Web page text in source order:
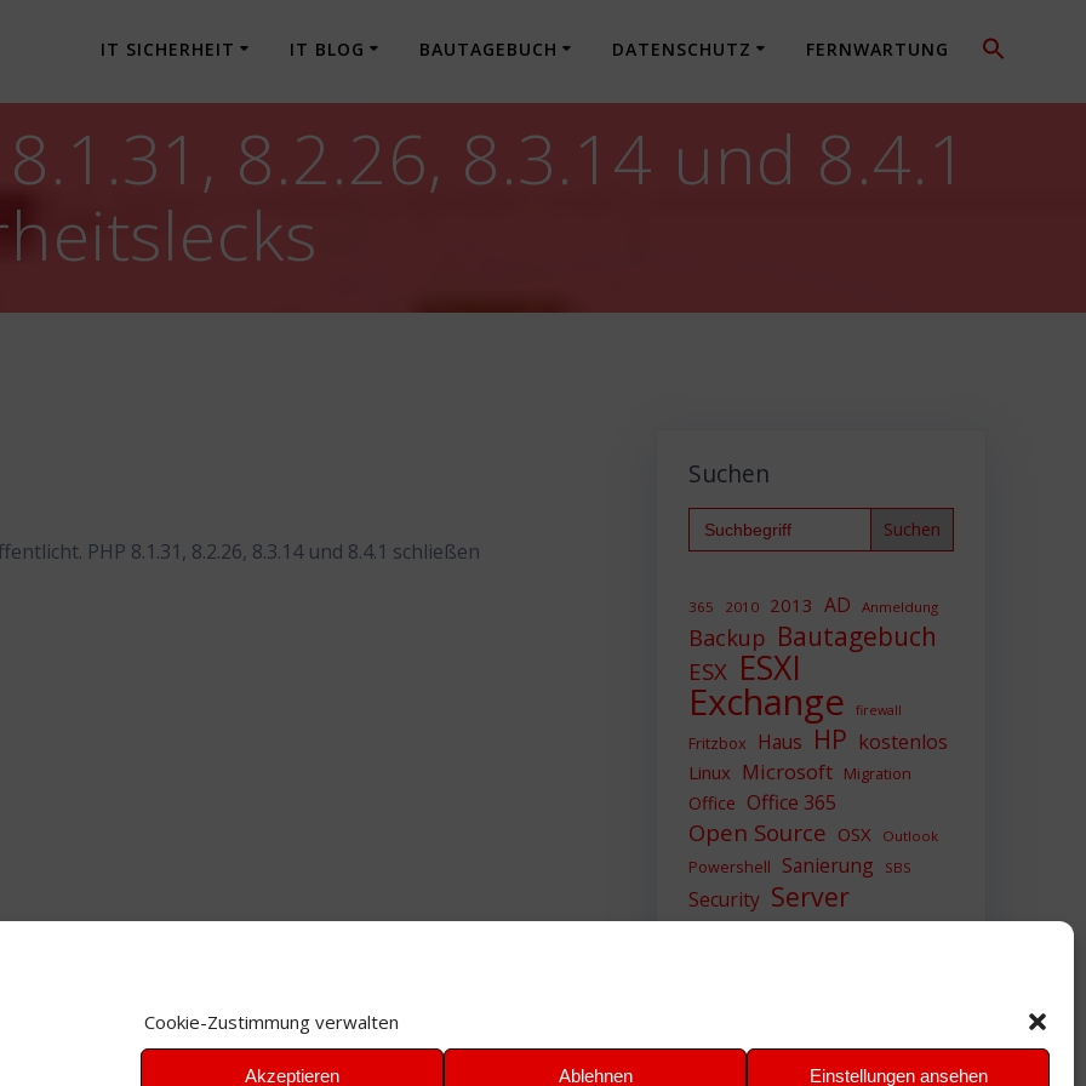
Cookie-Zustimmung verwalten
Akzeptieren Ablehnen Einstellungen ansehen
IT SICHERHEIT IT BLOG BAUTAGEBUCH DATENSCHUTZ FERNWARTUNG
8.2.26, 8.3.14 und 8.4.1
PHP 8.1.31, 8.2.26, 8.3.14 und 8.4.1 schließen
Suchen
Search
for:
365 2010 2013 AD Anmeldung
Backup Bautagebuch
ESX ESXI
Exchange firewall
Fritzbox Haus HP kostenlos
Linux Microsoft Migration
Office Office 365
Open Source OSX Outlook
Powershell Sanierung SBS
Security Server
Sicherheit SIEM
VMWare VPN WAZUH